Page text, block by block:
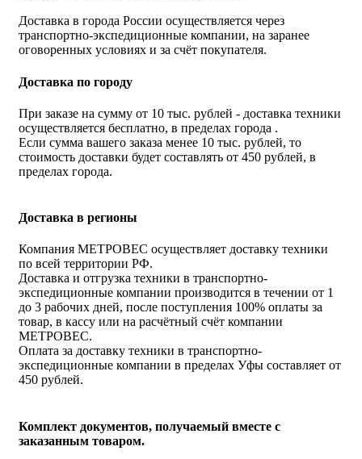
Доставка в города России осуществляется через
транспортно-экспедиционные компании, на заранее
оговоренных условиях и за счёт покупателя.
Доставка по городу
При заказе на сумму от 10 тыс. рублей - доставка техники
осуществляется бесплатно, в пределах города .
Если сумма вашего заказа менее 10 тыс. рублей, то
стоимость доставки будет составлять от 450 рублей, в
пределах города.
Доставка в регионы
Компания МЕТРОВЕС осуществляет доставку техники
по всей территории РФ.
Доставка и отгрузка техники в транспортно-
экспедиционные компании производится в течении от 1
до 3 рабочих дней, после поступления 100% оплаты за
товар, в кассу или на расчётный счёт компании
МЕТРОВЕС.
Оплата за доставку техники в транспортно-
экспедиционные компании в пределах Уфы составляет от
450 рублей.
Комплект документов, получаемый вместе с
заказанным товаром.